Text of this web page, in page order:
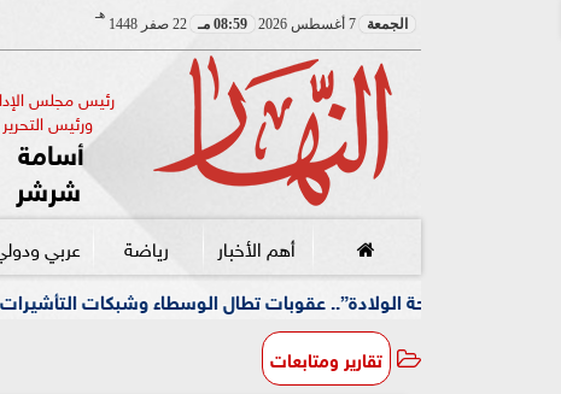
الجمعة 7 أغسطس 2026 08:59 مـ 22 صفر 1448
هـ
رئيس مجلس
ورئيس التحرير
أسامة
شرشر
أهم الأخبار رياضة عربي
مركز عقوبات تطال الوسطاء وشبكات التأشيرات
تقارير ومتابعات